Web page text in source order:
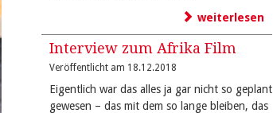
weiterlesen
Interview zum Afrika Film
Veröffentlicht am 18.12.2018
Eigentlich war das alles ja gar nicht so geplant
gewesen – das mit dem so lange bleiben, das